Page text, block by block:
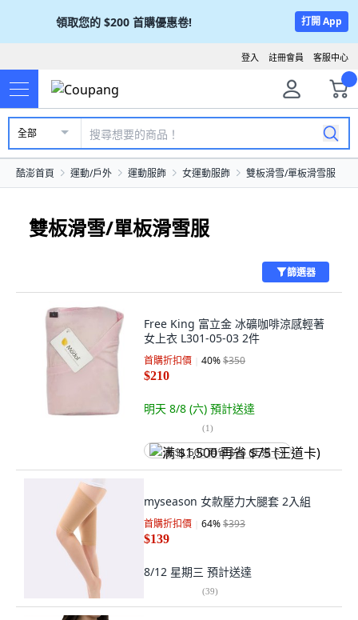
領取您的 $200 首購優惠卷! 打開 App
客服中心
註冊會員
登入
全部
酷澎首頁 運動/戶外 運動服飾 女運動服飾 雙板滑雪/單板滑雪服
雙板滑雪/單板滑雪服
篩選器
Free King 富立金 冰礦咖啡涼感輕著
女上衣 L301-05-03 2件
首購折扣價 40%$350
$210
明天 8/8 (六) 預計送達
(1)
满 $1,500 再省 $75 (王道卡)
myseason 女款壓力大腿套 2入組
首購折扣價 64%$393
$139
8/12 星期三 預計送達
(39)